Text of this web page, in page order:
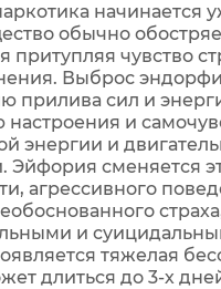
начинается
обычно
притупляя чувство
Выброс
прилива сил и
и
энергии и
Эйфория сменяется
агрессивного
и
тяжелая
длиться до 3-х